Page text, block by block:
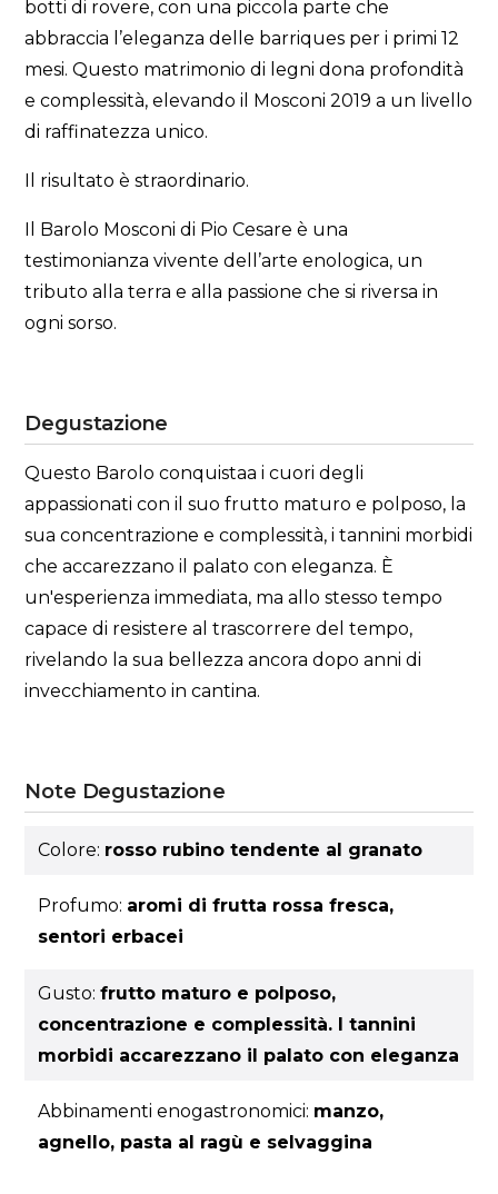
botti di rovere, con una piccola parte che
abbraccia l’eleganza delle barriques per i primi 12
mesi. Questo matrimonio di legni dona profondità
e complessità, elevando il Mosconi 2019 a un livello
di raffinatezza unico.
Il risultato è straordinario.
Il Barolo Mosconi di Pio Cesare è una
testimonianza vivente dell’arte enologica, un
tributo alla terra e alla passione che si riversa in
ogni sorso.
Degustazione
Questo Barolo conquistaa i cuori degli
appassionati con il suo frutto maturo e polposo, la
sua concentrazione e complessità, i tannini morbidi
che accarezzano il palato con eleganza. È
un'esperienza immediata, ma allo stesso tempo
capace di resistere al trascorrere del tempo,
rivelando la sua bellezza ancora dopo anni di
invecchiamento in cantina.
Note Degustazione
Colore: rosso rubino tendente al granato
Profumo: aromi di frutta rossa fresca,
sentori erbacei
Gusto:frutto maturo e polposo,
concentrazione e complessità. I tannini
morbidi accarezzano il palato con eleganza
Abbinamenti enogastronomici: manzo,
agnello, pasta al ragù e selvaggina